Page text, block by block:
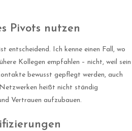
Pivots nutzen
entscheidend. Ich kenne einen Fall, wo
Kollegen empfahlen – nicht, weil sein
bewusst gepflegt werden, auch
heißt nicht ständig
Vertrauen aufzubauen.